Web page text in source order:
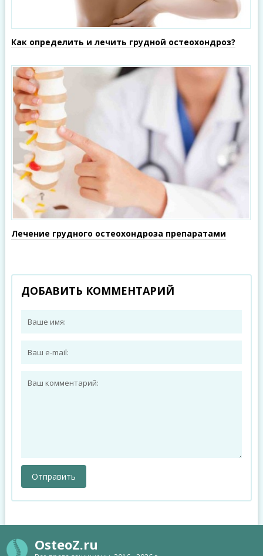
Как определить и лечить грудной остеохондроз?
Лечение грудного остеохондроза препаратами
ДОБАВИТЬ КОММЕНТАРИЙ
OsteoZ.ru